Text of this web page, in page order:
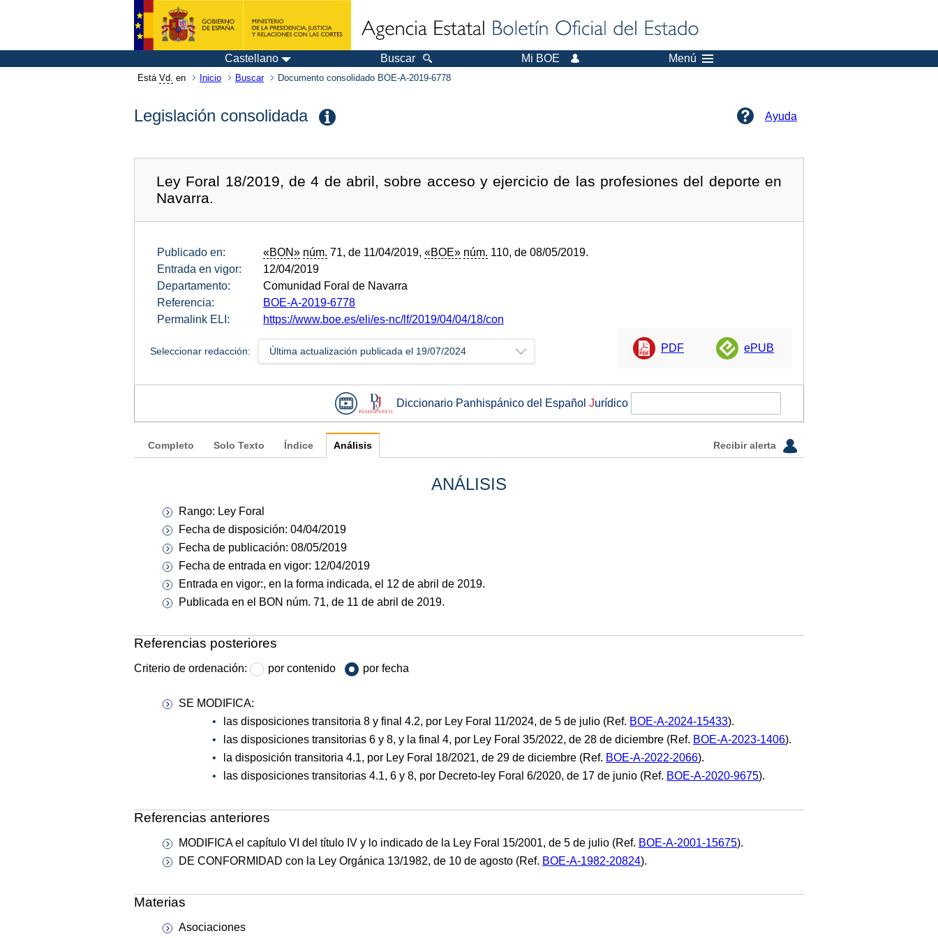
Castellano Buscar Mi BOE Menú
Está Vd. en Inicio Buscar Documento consolidado BOE-A-2019-6778
Legislación consolidada Ayuda
Ley Foral 18/2019, de 4 de abril, sobre acceso y ejercicio de las profesiones del deporte en
Navarra.
Publicado en: «BON» núm. 71, de 11/04/2019, «BOE» núm. 110, de 08/05/2019.
Entrada en vigor:
12/04/2019
Departamento:
Comunidad Foral de Navarra
Referencia:
BOE-A-2019-6778
Permalink ELI:
https://www.boe.es/eli/es-nc/lf/2019/04/04/18/con
Seleccionar redacción: Última actualización publicada el 19/07/2024 PDF ePUB
Diccionario Panhispánico del Español Jurídico
Completo Solo Texto Índice Análisis Recibir alerta
ANÁLISIS
Rango: Ley Foral
Fecha de disposición: 04/04/2019
Fecha de publicación: 08/05/2019
Fecha de entrada en vigor: 12/04/2019
Entrada en vigor:, en la forma indicada, el 12 de abril de 2019.
Publicada en el BON núm. 71, de 11 de abril de 2019.
Referencias posteriores
Criterio de ordenación: por contenido por fecha
SE MODIFICA:
las disposiciones transitoria 8 y final 4.2, por Ley Foral 11/2024, de 5 de julio (Ref. BOE-A-2024-15433).
las disposiciones transitorias 6 y 8, y la final 4, por Ley Foral 35/2022, de 28 de diciembre (Ref. BOE-A-2023-1406).
la disposición transitoria 4.1, por Ley Foral 18/2021, de 29 de diciembre (Ref. BOE-A-2022-2066).
las disposiciones transitorias 4.1, 6 y 8, por Decreto-ley Foral 6/2020, de 17 de junio (Ref. BOE-A-2020-9675).
Referencias anteriores
MODIFICA el capítulo VI del título IV y lo indicado de la Ley Foral 15/2001, de 5 de julio (Ref. BOE-A-2001-15675).
DE CONFORMIDAD con la Ley Orgánica 13/1982, de 10 de agosto (Ref. BOE-A-1982-20824).
Materias
Asociaciones